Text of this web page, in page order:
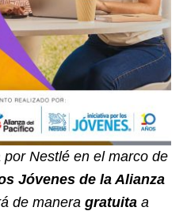
Nestlé en el marco de
Jóvenes de la Alianza
de manera gratuita a